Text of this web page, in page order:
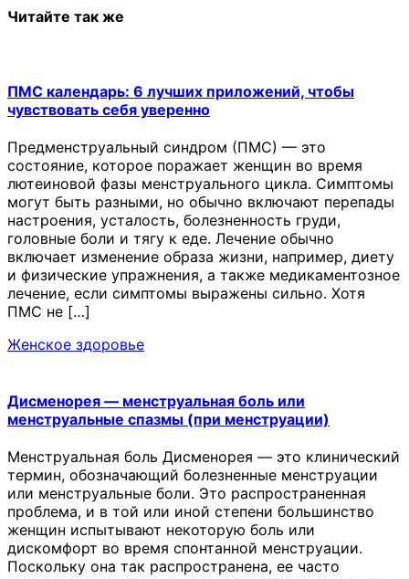
Читайте так же
ПМС календарь: 6 лучших приложений, чтобы
чувствовать себя уверенно
Предменструальный синдром (ПМС) — это
состояние, которое поражает женщин во время
лютеиновой фазы менструального цикла. Симптомы
могут быть разными, но обычно включают перепады
настроения, усталость, болезненность груди,
головные боли и тягу к еде. Лечение обычно
включает изменение образа жизни, например, диету
и физические упражнения, а также медикаментозное
лечение, если симптомы выражены сильно. Хотя
ПМС не […]
Женское здоровье
Дисменорея — менструальная боль или
менструальные спазмы (при менструации)
Менструальная боль Дисменорея — это клинический
термин, обозначающий болезненные менструации
или менструальные боли. Это распространенная
проблема, и в той или иной степени большинство
женщин испытывают некоторую боль или
дискомфорт во время спонтанной менструации.
Поскольку она так распространена, ее часто